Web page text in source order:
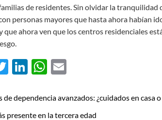
de residentes. Sin olvidar la tranquilidad
personas mayores que hasta ahora habían
que ahora ven que los centros residenciales
Twitter
LinkedIn
WhatsApp
de dependencia avanzados: ¿cuidados en casa
presente en la tercera edad